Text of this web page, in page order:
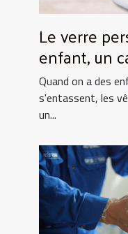
Le verre
enfant, un
toujours !
Quand on a des
s'entassent, les
un...